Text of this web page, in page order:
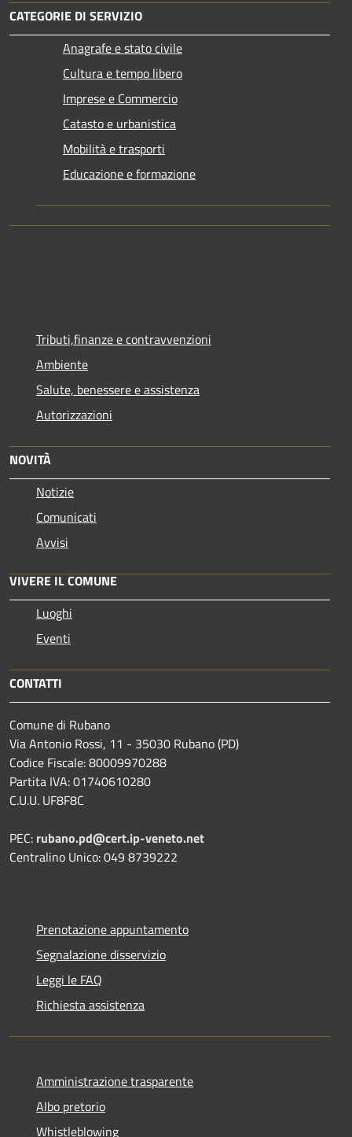
CATEGORIE DI SERVIZIO
Anagrafe e stato civile
Cultura e tempo libero
Imprese e Commercio
Catasto e urbanistica
Mobilità e trasporti
Educazione e formazione
Tributi,finanze e contravvenzioni
Ambiente
Salute, benessere e assistenza
Autorizzazioni
NOVITÀ
Notizie
Comunicati
Avvisi
VIVERE IL COMUNE
Luoghi
Eventi
CONTATTI
Comune di Rubano
Via Antonio Rossi, 11 - 35030 Rubano (PD)
Codice Fiscale: 80009970288
Partita IVA: 01740610280
C.U.U. UF8F8C
PEC: rubano.pd@cert.ip-veneto.net
Centralino Unico: 049 8739222
Prenotazione appuntamento
Segnalazione disservizio
Leggi le FAQ
Richiesta assistenza
Amministrazione trasparente
Albo pretorio
Whistleblowing